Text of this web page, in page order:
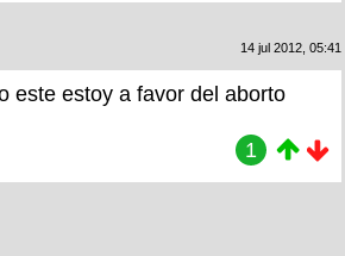
14 jul 2012, 05:41
este estoy a favor del aborto
1